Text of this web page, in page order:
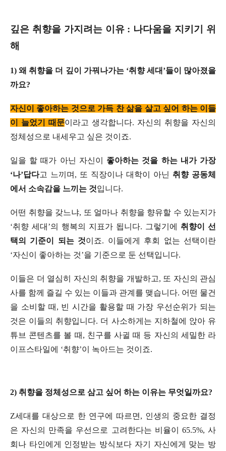
깊은 취향을 가지려는 이유 : 나다움을 지키기 위
해
1) 왜 취향을 더 깊이 가꿔나가는 ‘취향 세대’들이 많아졌을
까요?
자신이 좋아하는 것으로 가득 찬 삶을 살고 싶어 하는 이들
이 늘었기 때문이라고 생각합니다. 자신의 취향을 자신의
정체성으로 내세우고 싶은 것이죠.
일을 할 때가 아닌 자신이 좋아하는 것을 하는 내가 가장
‘나’답다고 느끼며, 또 직장이나 대학이 아닌 취향 공동체
에서 소속감을 느끼는 것입니다.
어떤 취향을 갖느냐, 또 얼마나 취향을 향유할 수 있는지가
‘취향 세대’의 행복의 지표가 됩니다. 그렇기에 취향이 선
택의 기준이 되는 것이죠. 이들에게 후회 없는 선택이란
‘자신이 좋아하는 것’을 기준으로 둔 선택입니다.
이들은 더 열심히 자신의 취향을 개발하고, 또 자신의 관심
사를 함께 즐길 수 있는 이들과 관계를 맺습니다. 어떤 물건
을 소비할 때, 빈 시간을 활용할 때 가장 우선순위가 되는
것은 이들의 취향입니다. 더 사소하게는 지하철에 앉아 유
튜브 콘텐츠를 볼 때, 친구를 사귈 때 등 자신의 세밀한 라
이프스타일에 ‘취향’이 녹아드는 것이죠.
2) 취향을 정체성으로 삼고 싶어 하는 이유는 무엇일까요?
Z세대를 대상으로 한 연구에 따르면, 인생의 중요한 결정
은 자신의 만족을 우선으로 고려한다는 비율이 65.5%, 사
회나 타인에게 인정받는 방식보다 자기 자신에게 맞는 방